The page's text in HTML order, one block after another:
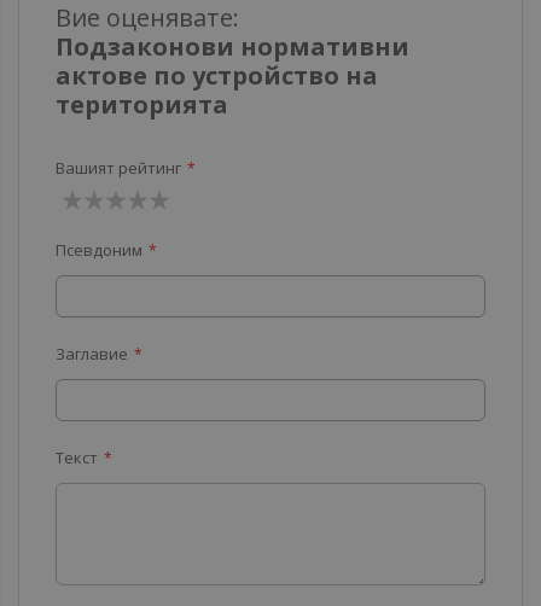
Вие оценявате:
Подзаконови нормативни
актове по устройство на
територията
Вашият рейтинг
звезда
звезди
звезди
звезди
звезди
Псевдоним
Заглавие
Текст